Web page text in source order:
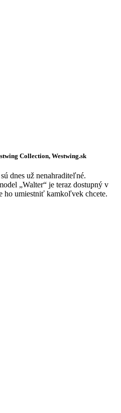
Collection, Westwing.sk
dnes už nenahraditeľné.
„Walter“ je teraz dostupný v
ho umiestniť kamkoľvek chcete.